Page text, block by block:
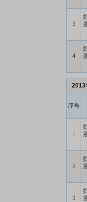
3
4
2013
序号
1
2
3